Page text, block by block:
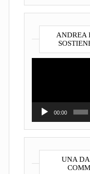
ANDREA
00:00
UNA